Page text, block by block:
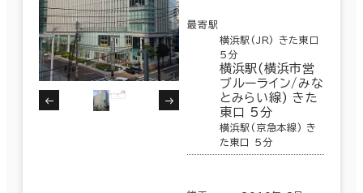
最寄駅
横浜駅(JR) きた東口
5分
横浜駅(横浜市営
ブルーライン/みな
とみらい線) きた
東口 5分
横浜駅(京急本線) き
た東口 5分
条件で絞り込む